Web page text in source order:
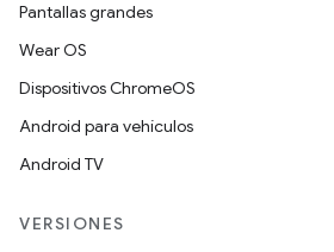
Pantallas grandes
Wear OS
Dispositivos ChromeOS
Android para vehículos
Android TV
VERSIONES